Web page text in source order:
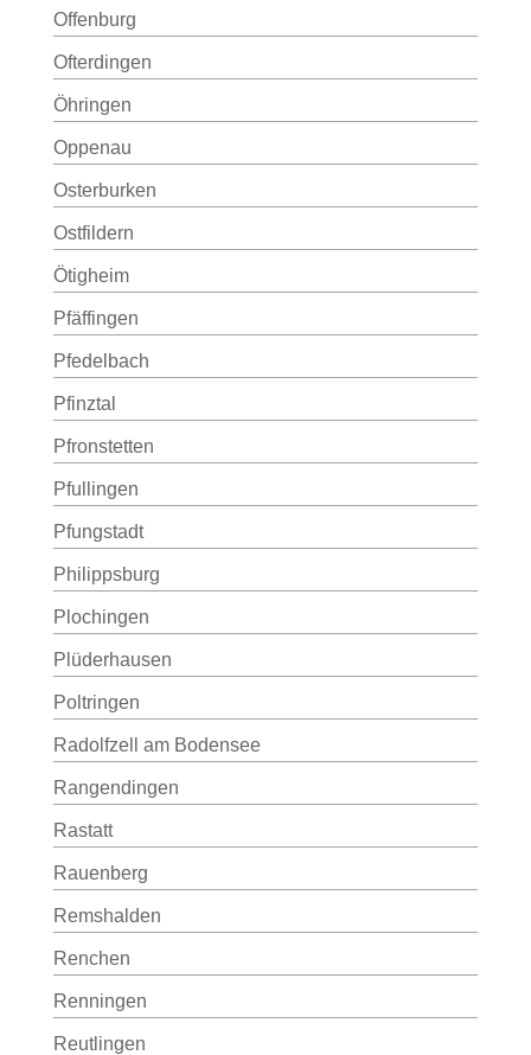
Offenburg
Ofterdingen
Öhringen
Oppenau
Osterburken
Ostfildern
Ötigheim
Pfäffingen
Pfedelbach
Pfinztal
Pfronstetten
Pfullingen
Pfungstadt
Philippsburg
Plochingen
Plüderhausen
Poltringen
Radolfzell am Bodensee
Rangendingen
Rastatt
Rauenberg
Remshalden
Renchen
Renningen
Reutlingen